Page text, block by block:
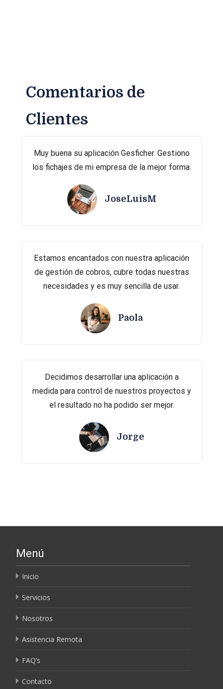
Comentarios de
Clientes
Muy buena su aplicación Gesficher. Gestiono
los fichajes de mi empresa de la mejor forma.
JoseLuisM
Estamos encantados con nuestra aplicación
de gestión de cobros, cubre todas nuestras
necesidades y es muy sencilla de usar.
Paola
Decidimos desarrollar una aplicación a
medida para control de nuestros proyectos y
el resultado no ha podido ser mejor.
Jorge
Menú
Inicio
Servicios
Nosotros
Asistencia Remota
FAQ’s
Contacto